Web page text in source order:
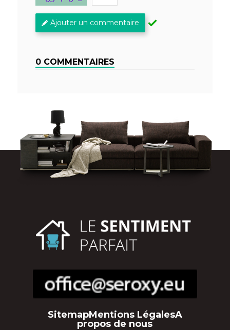
Ajouter un commentaire
0 COMMENTAIRES
SitemapMentions LégalesA
propos de nous